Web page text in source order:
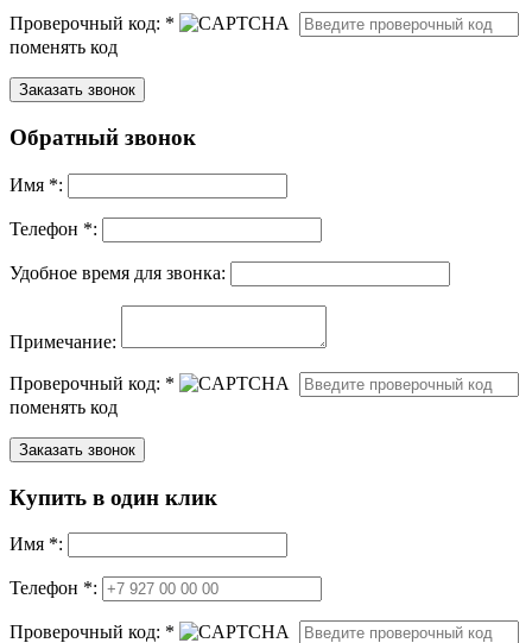
Проверочный код: *
поменять код
Обратный звонок
Имя *:
Телефон *:
Удобное время для звонка:
Примечание:
Проверочный код: *
поменять код
Купить в один клик
Имя *:
Телефон *:
Проверочный код: *